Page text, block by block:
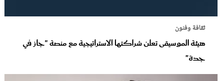
ثقافة وفنون
هيئة الموسيقى تعلن شراكتها الاستراتيجية مع منصة "جاز في
جدة"